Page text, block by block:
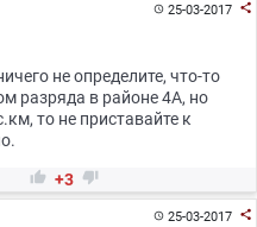
25-03-2017 
не определите, что-то
разряда в районе 4А, но
то не приставайте к
 +3 
25-03-2017 